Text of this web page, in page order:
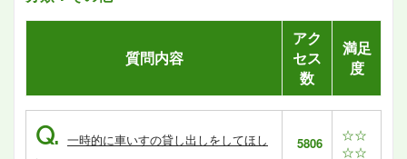
質問内容
アク
セス
数
満足
度
Q. 一時的に車いすの貸し出しをしてほし
5806
☆☆
☆☆